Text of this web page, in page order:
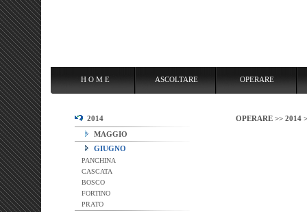
2014
MAGGIO
GIUGNO
PANCHINA
CASCATA
BOSCO
FORTINO
PRATO
OPERARE >> 2014
H O M E ASCOLTARE OPERARE